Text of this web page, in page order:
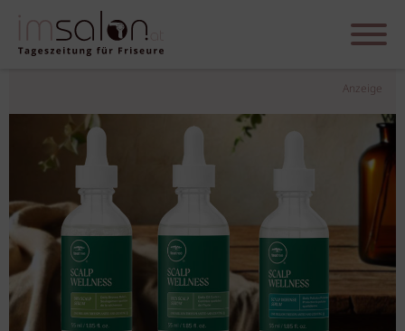
Anzeige